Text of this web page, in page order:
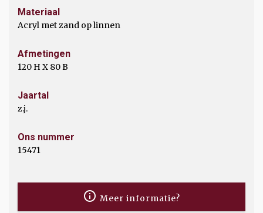
Materiaal
Acryl met zand op linnen
Afmetingen
120 H X 80 B
Jaartal
z.j.
Ons nummer
15471
Meer informatie?